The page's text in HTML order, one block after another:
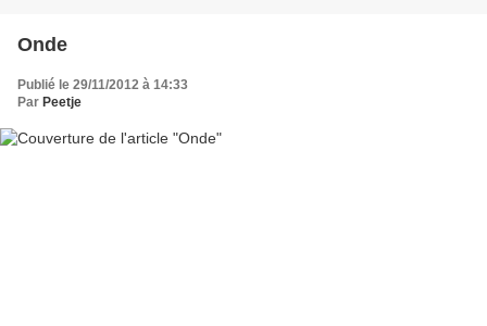
Onde
Publié le 29/11/2012 à 14:33
Par Peetje